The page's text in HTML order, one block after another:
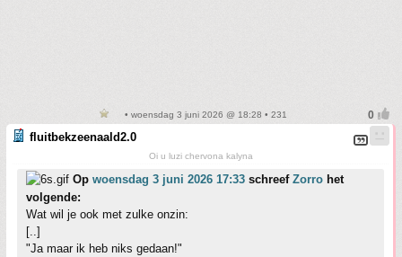
• woensdag 3 juni 2026 @ 18:28 • 231
fluitbekzeenaald2.0
Oi u luzi chervona kalyna
Op woensdag 3 juni 2026 17:33 schreef Zorro het
volgende:
Wat wil je ook met zulke onzin:
[..]
"Ja maar ik heb niks gedaan!"